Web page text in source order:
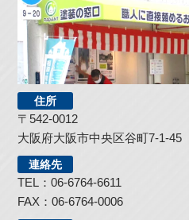
住所
〒542-0012
大阪府大阪市中央区谷町7-1-45
連絡先
TEL：06-6764-6611
FAX：06-6764-0006